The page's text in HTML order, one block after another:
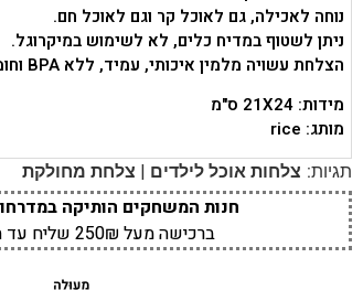
נוחה לאכילה, גם לאוכל קר וגם לאוכל חם.
ניתן לשטוף במדיח כלים, לא לשימוש במיקרוגל.
הצלחת עשויה מלמין איכותי, עמיד, ללא BPA וחומרים מזיקים.
מידות: 21X24 ס"מ
מותג: rice
תגיות: צלחות אוכל לילדים | צלחת מחולקת
חנות המשחקים הותיקה
ברכישה מעל 250₪ שליח עד הבית חינם